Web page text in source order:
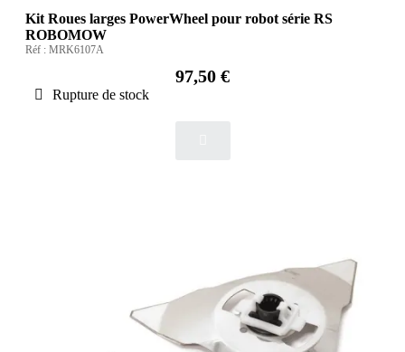
Kit Roues larges PowerWheel pour robot série RS
ROBOMOW
Réf : MRK6107A
97,50 €
Rupture de stock